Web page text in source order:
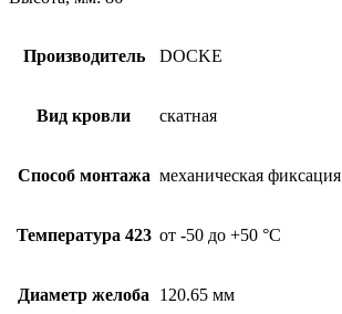
Производитель DOCKE
Вид кровли скатная
Способ монтажа механическая фиксация
Температура 423 от -50 до +50 °С
Диаметр желоба 120.65 мм